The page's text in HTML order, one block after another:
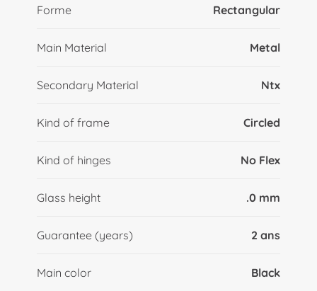
Forme Rectangular
Main Material Metal
Secondary Material Ntx
Kind of frame Circled
Kind of hinges No Flex
Glass height .0 mm
Guarantee (years) 2 ans
Main color Black